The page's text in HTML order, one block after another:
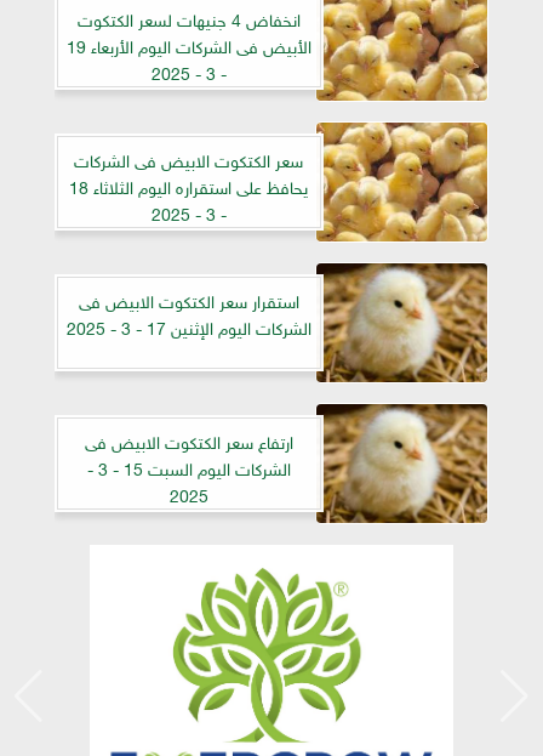
انخفاض 4 جنيهات لسعر الكتكوت
الأبيض فى الشركات اليوم الأربعاء 19
- 3 - 2025
سعر الكتكوت الابيض فى الشركات
يحافظ على استقراره اليوم الثلاثاء 18
- 3 - 2025
استقرار سعر الكتكوت الابيض فى
الشركات اليوم الإثنين 17 - 3 - 2025
ارتفاع سعر الكتكوت الابيض فى
الشركات اليوم السبت 15 - 3 -
2025